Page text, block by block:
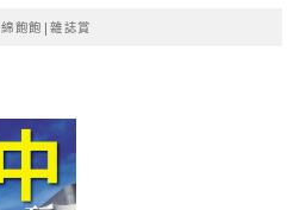
飽飽|雜誌賞